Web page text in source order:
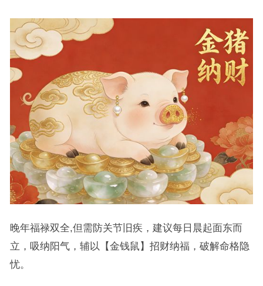
晚年福禄双全,但需防关节旧疾，建议每日晨起面东而
立，吸纳阳气，辅以【金钱鼠】招财纳福，破解命格隐
忧。